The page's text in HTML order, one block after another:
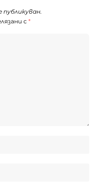
с *